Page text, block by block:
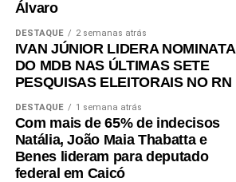
Álvaro
DESTAQUE 2 semanas atrás
IVAN JÚNIOR LIDERA NOMINATA
DO MDB NAS ÚLTIMAS SETE
PESQUISAS ELEITORAIS NO RN
DESTAQUE 1 semana atrás
Com mais de 65% de indecisos
Natália, João Maia Thabatta e
Benes lideram para deputado
federal em Caicó